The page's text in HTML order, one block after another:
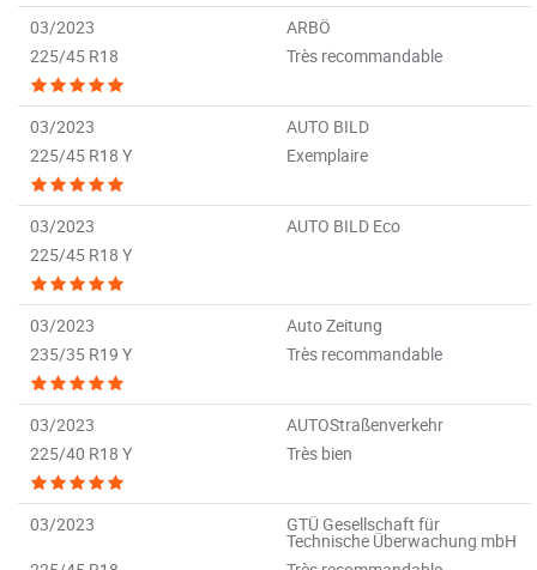
03/2023
ARBÖ
225/45 R18
Très recommandable
03/2023
AUTO BILD
225/45 R18 Y
Exemplaire
03/2023
AUTO BILD Eco
225/45 R18 Y
03/2023
Auto Zeitung
235/35 R19 Y
Très recommandable
03/2023
AUTOStraßenverkehr
225/40 R18 Y
Très bien
03/2023 GTÜ Gesellschaft für
Technische Überwachung mbH